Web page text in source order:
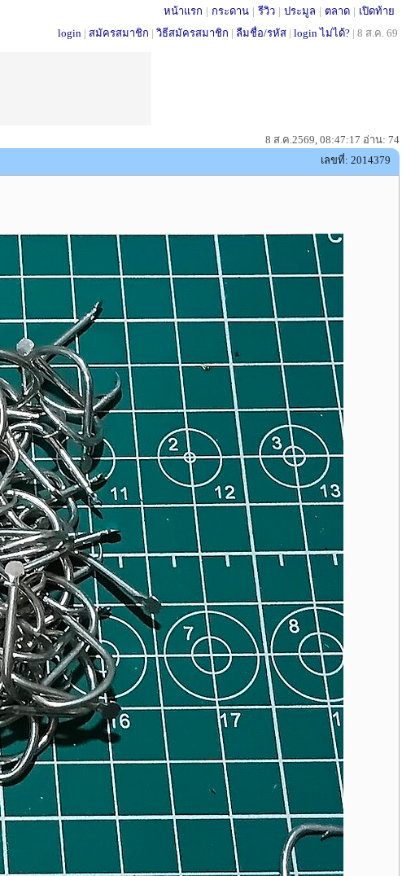
หน้าแรก | กระดาน | รีวิว | ประมูล | ตลาด | เปิดท้าย
login | สมัครสมาชิก | วิธีสมัครสมาชิก | ลืมชื่อ/รหัส | login ไม่ได้? | 8 ส.ค. 69
8 ส.ค.2569, 08:47:17 อ่าน: 74
เลขที่: 2014379